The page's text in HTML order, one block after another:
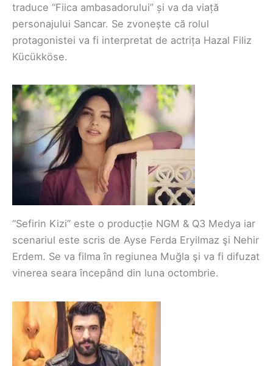
traduce “Fiica ambasadorului” și va da viață
personajului Sancar. Se zvonește că rolul
protagonistei va fi interpretat de actrița Hazal Filiz
Kücükköse.
“Sefirin Kizi” este o producție NGM & Q3 Medya iar
scenariul este scris de Ayse Ferda Eryilmaz şi Nehir
Erdem. Se va filma în regiunea Muğla şi va fi difuzat
vinerea seara începând din luna octombrie.